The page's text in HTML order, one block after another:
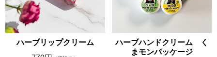
ハーブリップクリーム
ハーブハンドクリーム く
まモンパッケージ